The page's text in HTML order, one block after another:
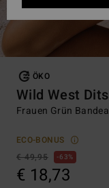
ÖKO
Wild West
Frauen Grün
ECO-BONUS
€ 49,95
63%
€ 18,73